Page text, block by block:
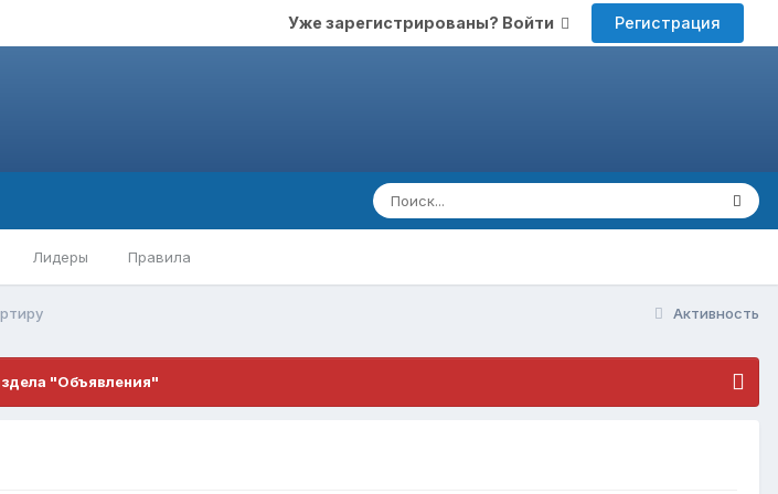
Уже зарегистрированы? Войти Регистрация
Лидеры Правила
Активность
"Объявления"